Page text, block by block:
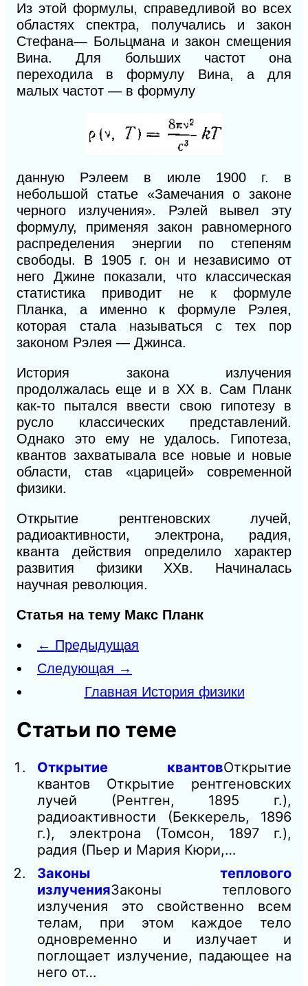
Из этой формулы, справедливой во всех
областях спектра, получались и закон
Стефана— Больцмана и закон смещения
Вина. Для больших частот она
переходила в формулу Вина, а для
малых частот — в формулу
данную Рэлеем в июле 1900 г. в
небольшой статье «Замечания о законе
черного излучения». Рэлей вывел эту
формулу, применяя закон равномерного
распределения энергии по степеням
свободы. В 1905 г. он и независимо от
него Джине показали, что классическая
статистика приводит не к формуле
Планка, а именно к формуле Рэлея,
которая стала называться с тех пор
законом Рэлея — Джинса.
История закона излучения
продолжаласьеще и в XX в. Сам Планк
как-то пытался ввести свою гипотезу в
русло классических представлений.
Однако это ему не удалось. Гипотеза,
квантов захватывала все новые и новые
области, став «царицей» современной
физики.
Открытие рентгеновских лучей,
радиоактивности, электрона, радия,
кванта действия определило характер
развития физики XXв. Начиналась
научная революция.
Статья на тему Макс Планк
← Предыдущая
Следующая →
Главная История физики
Статьи по теме
Открытие квантовОткрытие
квантов Открытие рентгеновских
лучей (Рентген, 1895 г.),
радиоактивности (Беккерель, 1896
г.), электрона (Томсон, 1897 г.),
радия (Пьер и Мария Кюри,…
Законы теплового
излученияЗаконы теплового
излучения это свойственно всем
телам, при этом каждое тело
одновременно и излучает и
поглощает излучение, падающее на
него от…